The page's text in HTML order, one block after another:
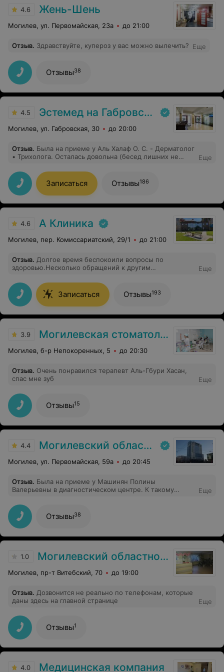
4.6 Жень-Шень
Могилев, ул. Первомайская, 23а до 21:00
Отзыв. Здравствуйте, купероз у вас можно вылечить? Еще
Отзывы38
4.5 Эстемед на Габровской
Могилев, ул. Габровская, 30 до 20:00
Отзыв. Была на приеме у Аль Халаф О. С. - Дерматолог
• Трихолога. Осталась довольна (бесед лишних не
верное. До этого была у 3х специалистов и
безрезультатно. Так что работой врача довольна!!!!
Еще
Записаться Отзывы186
4.6 А Клиника
Могилев, пер. Комиссариатский, 29/1 до 21:00
Отзыв. Долгое время беспокоили вопросы по
здоровью.Несколько обращений к другим
Козакова Оксана Григорьевна подошла к вопросу
фундаментально назначила дополнительное
обследование.В итоге была найдена коренная причина
недомогания.Назначенное лечение оказалось
эффективным.Благодарю!
Еще
Записаться Отзывы193
3.9 Могилевская стоматологическая поликлиника
Могилев, б-р Непокоренных, 5 до 20:30
Отзыв. Очень понравился терапевт Аль-Гбури Хасан,
спас мне зуб
Еще
Отзывы15
4.4 Могилевский областной лечебно-диагностический центр
Могилев, ул. Первомайская, 59а до 20:45
Отзыв. Была на приеме у Машинян Полины
Валерьевны в диагностическом центре. К такому
доброжелательная, к каждому пациенту находит
подход.
Еще
Отзывы38
1.0 Могилевский областной центр психиатрии и наркологии
Могилев, пр-т Витебский, 70 до 19:00
Отзыв. Дозвонится не реально по телефонам, которые
даны здесь на главной странице
Еще
Отзывы1
4.0 Медицинская компания